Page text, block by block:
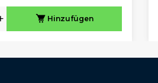
Hinzufügen